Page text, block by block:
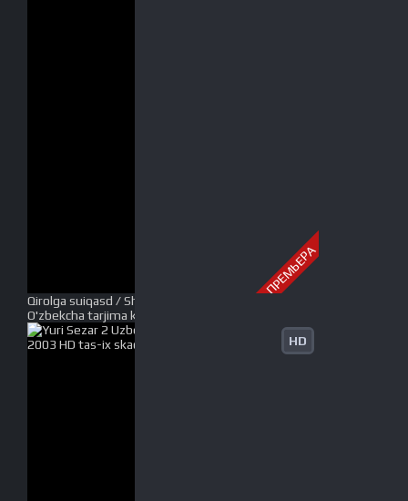
ПРЕМЬЕРА
Qirolga suiqasd / Shoxni o'ldirish Uzbek tilida
O'zbekcha tarjima kino 2003 HD tas-ix skachat
HD